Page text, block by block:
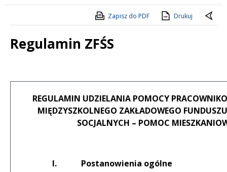
Zapisz do PDF Drukuj
Regulamin ZFŚS
REGULAMIN UDZIELANIA POMOCY
MIĘDZYSZKOLNEGO ZAKŁADOWEGO
SOCJALNYCH – POMOC
I. Postanowienia ogólne